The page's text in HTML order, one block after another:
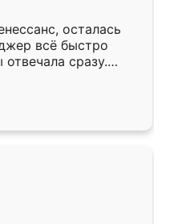
осталась
всё быстро
сразу.
подошёл к
Собрали
аккуратно, даже